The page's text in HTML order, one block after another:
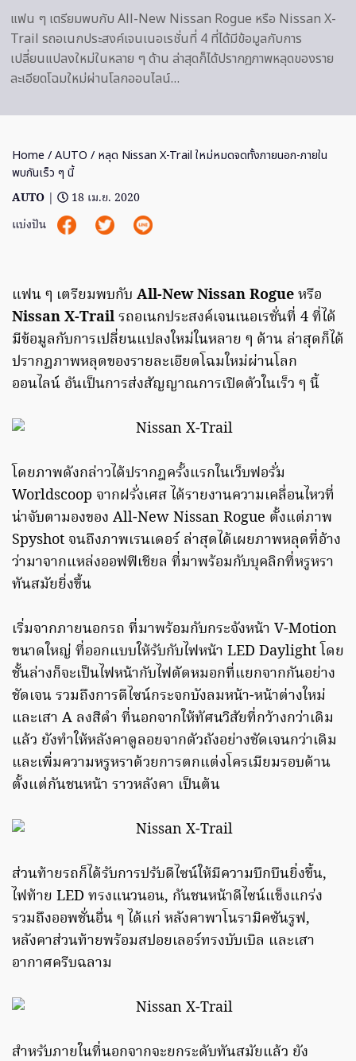
แฟน ๆ เตรียมพบกับ All-New Nissan Rogue หรือ Nissan X-
Trail รถอเนกประสงค์เจนเนอเรชั่นที่ 4 ที่ได้มีข้อมูลกับการ
เปลี่ยนแปลงใหม่ในหลาย ๆ ด้าน ล่าสุดก็ได้ปรากฎภาพหลุดของราย
ละเอียดโฉมใหม่ผ่านโลกออนไลน์…
Home /AUTO / หลุด Nissan X-Trail ใหม่หมดจดทั้งภายนอก-ภายใน
พบกันเร็ว ๆ นี้
AUTO |
18 เม.ย. 2020
แบ่งปัน
แฟน ๆ เตรียมพบกับ All-New Nissan Rogueหรือ
Nissan X-Trailรถอเนกประสงค์เจนเนอเรชั่นที่ 4 ที่ได้
มีข้อมูลกับการเปลี่ยนแปลงใหม่ในหลาย ๆ ด้าน ล่าสุดก็ได้
ปรากฎภาพหลุดของรายละเอียดโฉมใหม่ผ่านโลก
ออนไลน์ อันเป็นการส่งสัญญาณการเปิดตัวในเร็ว ๆ นี้
โดยภาพดังกล่าวได้ปรากฎครั้งแรกในเว็บฟอรั่ม
Worldscoop จากฝรั่งเศส ได้รายงานความเคลื่อนไหวที่
น่าจับตามองของ All-New Nissan Rogue ตั้งแต่ภาพ
Spyshot จนถึงภาพเรนเดอร์ ล่าสุดได้เผยภาพหลุดที่อ้าง
ว่ามาจากแหล่งออฟฟิเชียล ที่มาพร้อมกับบุคลิกที่หรูหรา
ทันสมัยยิ่งขึ้น
เริ่มจากภายนอกรถ ที่มาพร้อมกับกระจังหน้า V-Motion
ขนาดใหญ่ ที่ออกแบบให้รับกับไฟหน้า LED Daylight โดย
ชั้นล่างก็จะเป็นไฟหน้ากับไฟตัดหมอกที่แยกจากกันอย่าง
ชัดเจน รวมถึงการดีไซน์กระจกบังลมหน้า-หน้าต่างใหม่
และเสา A ลงสีดำ ที่นอกจากให้ทัศนวิสัยที่กว้างกว่าเดิม
แล้ว ยังทำให้หลังคาดูลอยจากตัวถังอย่างชัดเจนกว่าเดิม
และเพิ่มความหรูหราด้วยการตกแต่งโครเมียมรอบด้าน
ตั้งแต่กันชนหน้า ราวหลังคา เป็นต้น
ส่วนท้ายรถก็ได้รับการปรับดีไซน์ให้มีความบึกบึนยิ่งขึ้น,
ไฟท้าย LED ทรงแนวนอน, กันชนหน้าดีไซน์แข็งแกร่ง
รวมถึงออพชั่นอื่น ๆ ได้แก่ หลังคาพาโนรามิคซันรูฟ,
หลังคาส่วนท้ายพร้อมสปอยเลอร์ทรงบับเบิล และเสา
อากาศครีบฉลาม
สำหรับภายในที่นอกจากจะยกระดับทันสมัยแล้ว ยัง